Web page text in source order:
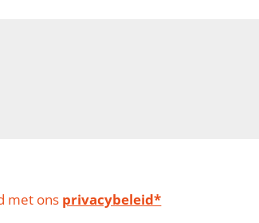
met ons privacybeleid*